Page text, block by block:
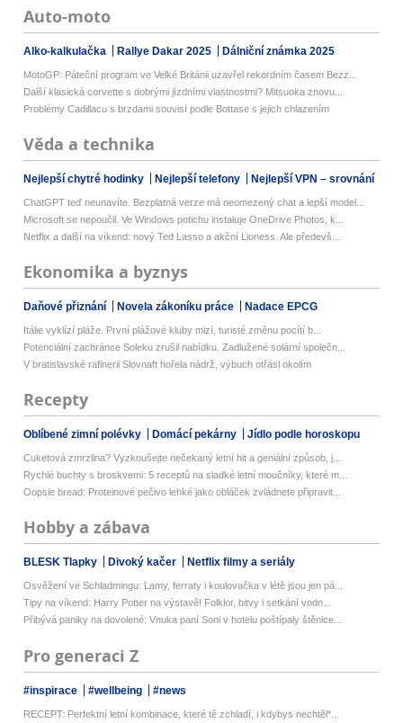
Auto-moto
Alko-kalkulačka Rallye Dakar 2025 Dálniční známka 2025
MotoGP: Páteční program ve Velké Británii uzavřel rekordním časem Bezz...
Další klasická corvette s dobrými jízdními vlastnostmi? Mitsuoka znovu...
Problémy Cadillacu s brzdami souvisí podle Bottase s jejich chlazením
Věda a technika
Nejlepší chytré hodinky Nejlepší telefony Nejlepší VPN – srovnání
ChatGPT teď neunavíte. Bezplatná verze má neomezený chat a lepší model...
Microsoft se nepoučil. Ve Windows potichu instaluje OneDrive Photos, k...
Netflix a další na víkend: nový Ted Lasso a akční Lioness. Ale předevš...
Ekonomika a byznys
Daňové přiznání Novela zákoníku práce Nadace EPCG
Itálie vyklízí pláže. První plážové kluby mizí, turisté změnu pocítí b...
Potenciální zachránce Soleku zrušil nabídku. Zadlužené solární společn...
V bratislavské rafinerii Slovnaft hořela nádrž, výbuch otřásl okolím
Recepty
Oblíbené zimní polévky Domácí pekárny Jídlo podle horoskopu
Cuketová zmrzlina? Vyzkoušejte nečekaný letní hit a geniální způsob, j...
Rychlé buchty s broskvemi: 5 receptů na sladké letní moučníky, které m...
Oopsie bread: Proteinové pečivo lehké jako obláček zvládnete připravit...
Hobby a zábava
BLESK Tlapky Divoký kačer Netflix filmy a seriály
Osvěžení ve Schladmingu: Lamy, ferraty i koulovačka v létě jsou jen pá...
Tipy na víkend: Harry Potter na výstavě! Folklor, bitvy i setkání vodn...
Přibývá paniky na dovolené: Vnuka paní Soni v hotelu poštípaly štěnice...
Pro generaci Z
#inspirace #wellbeing #news
RECEPT: Perfektní letní kombinace, které tě zchladí, i kdybys nechtěl*...